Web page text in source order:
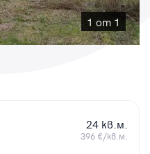
1 от 1
24 кв.м.
396 €/кв.м.